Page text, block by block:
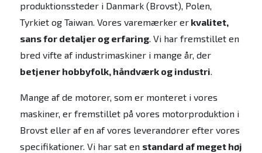
produktionssteder i Danmark (Brovst), Polen,
Tyrkiet og Taiwan. Vores varemærker erkvalitet,
sans for detaljer og erfaring. Vi har fremstillet en
bred vifte af industrimaskiner i mange år, der
betjener hobbyfolk, håndværk og industri.
Mange af de motorer, som er monteret i vores
maskiner, er fremstillet på vores motorproduktion i
Brovst eller af en af vores leverandører efter vores
specifikationer. Vi har sat en standard af meget høj